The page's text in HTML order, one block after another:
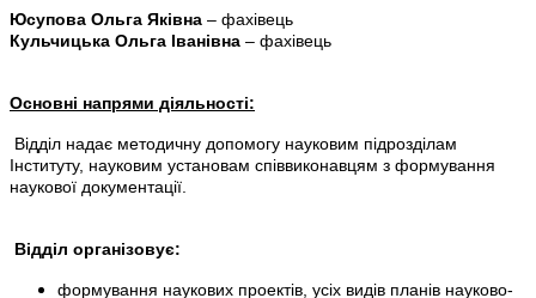
Юсупова Ольга Яківна – фахівець
Кульчицька Ольга Іванівна – фахівець
Основні напрями діяльності:
Відділ надає методичну допомогу науковим підрозділам
Інституту, науковим установам співвиконавцям з формування
наукової документації.
Відділ організовує:
формування наукових проектів, усіх видів планів науково-